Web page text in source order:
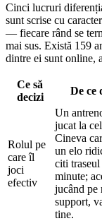
Cinci lucruri
sunt scrise cu
— fiecare rând se
mai sus. Există 159
dintre ei sunt online,
Ce să
decizi
De ce
Rolul pe
care îl
joci
efectiv
Un
jucat la
Cineva
un elo
citi
minute;
jucând pe
support,
tine.